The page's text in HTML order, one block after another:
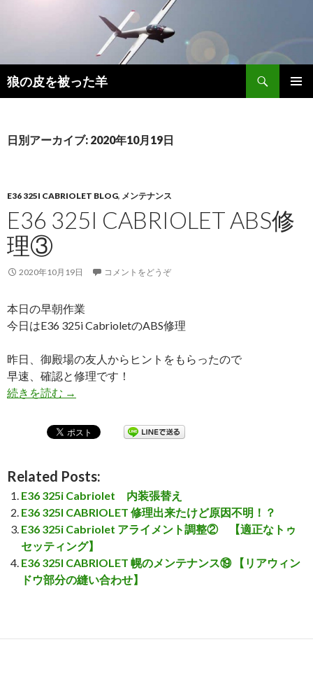
狼の皮を被った羊
検
索
ン
動
日別アーカイブ: 2020年10月19日
E36 325I CABRIOLET BLOG, メンテナンス
E36 325I CABRIOLET ABS修
理③
2020年10月19日 コメントをどうぞ
本日の早朝作業
今日はE36 325i CabrioletのABS修理
昨日、御殿場の友人からヒントをもらったので
早速、確認と修理です！
続きを読む E36 325I CABRIOLET ABS修理③
→
Related Posts:
E36 325i Cabriolet 内装張替え
E36 325I CABRIOLET 修理出来たけど原因不明！？
E36 325i Cabriolet アライメント調整② 【適正なトゥ
セッティング】
E36 325I CABRIOLET 幌のメンテナンス⑲ 【リアウィン
ドウ部分の縫い合わせ】